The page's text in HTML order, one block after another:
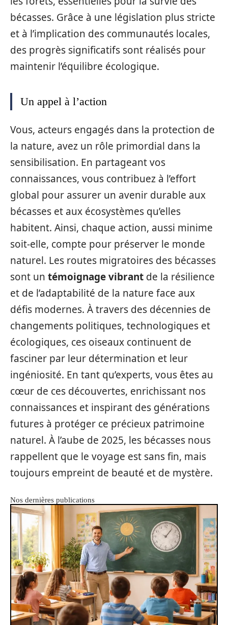
bécasses. Grâce à une législation plus stricte
et à l’implication des communautés locales,
des progrès significatifs sont réalisés pour
maintenir l’équilibre écologique.
Un appel à l’action
Vous, acteurs engagés dans la protection de
la nature, avez un rôle primordial dans la
sensibilisation. En partageant vos
connaissances, vous contribuez à l’effort
global pour assurer un avenir durable aux
bécasses et aux écosystèmes qu’elles
habitent. Ainsi, chaque action, aussi minime
soit-elle, compte pour préserver le monde
naturel. Les routes migratoires des bécasses
sont un témoignage vibrant de la résilience
et de l’adaptabilité de la nature face aux
défis modernes. À travers des décennies de
changements politiques, technologiques et
écologiques, ces oiseaux continuent de
fasciner par leur détermination et leur
ingéniosité. En tant qu’experts, vous êtes au
cœur de ces découvertes, enrichissant nos
connaissances et inspirant des générations
futures à protéger ce précieux patrimoine
naturel. À l’aube de 2025, les bécasses nous
rappellent que le voyage est sans fin, mais
toujours empreint de beauté et de mystère.
Nos dernières publications